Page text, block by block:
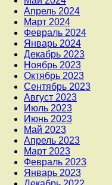
Апрель 2024
Март 2024
Февраль 2024
Январь 2024
Декабрь 2023
Ноябрь 2023
Октябрь 2023
Сентябрь 2023
Август 2023
Июль 2023
Июнь 2023
Май 2023
Апрель 2023
Март 2023
Февраль 2023
Январь 2023